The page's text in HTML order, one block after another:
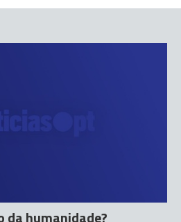
da humanidade?